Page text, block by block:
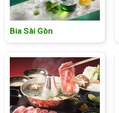
Bia Sài Gòn